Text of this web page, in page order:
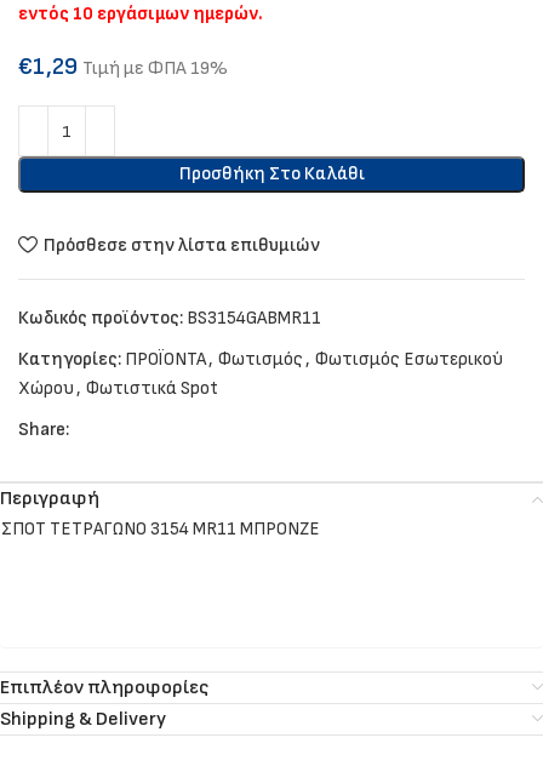
εντός 10 εργάσιμων ημερών.
€1,29 Τιμή με ΦΠΑ 19%
Προσθήκη Στο Καλάθι
Πρόσθεσε στην λίστα επιθυμιών
Κωδικός προϊόντος: BS3154GABMR11
Κατηγορίες: ΠΡΟΪΟΝΤΑ, Φωτισμός, Φωτισμός Εσωτερικού
Χώρου, Φωτιστικά Spot
Share:
Περιγραφή
ΣΠΟΤ ΤΕΤΡΑΓΩΝΟ 3154 MR11 ΜΠΡΟΝΖΕ
Επιπλέον πληροφορίες
Shipping & Delivery